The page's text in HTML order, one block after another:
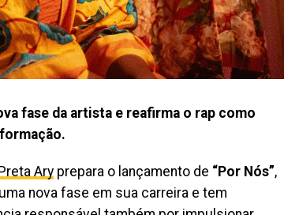
fase da artista e reafirma o rap como
Preta Ary prepara o lançamento de “Por Nós”,
nova fase em sua carreira e tem